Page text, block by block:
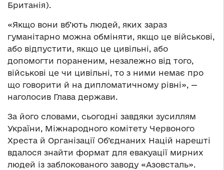
Британія).
«Якщо вони вб’ють людей, яких зараз
гуманітарно можна обміняти, якщо це військові,
або відпустити, якщо це цивільні, або
допомогти пораненим, незалежно від того,
військові це чи цивільні, то з ними немає про
що говорити й на дипломатичному рівні», —
наголосив Глава держави.
За його словами, сьогодні завдяки зусиллям
України, Міжнародного комітету Червоного
Хреста й Організації Об’єднаних Націй нарешті
вдалося знайти формат для евакуації мирних
людей із заблокованого заводу «Азовсталь».